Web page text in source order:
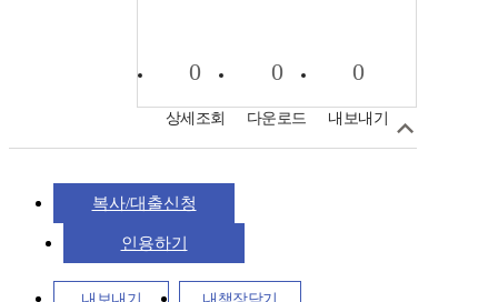
0
상세조회
0
다운로드
0
내보내기
복사/대출신청
인용하기